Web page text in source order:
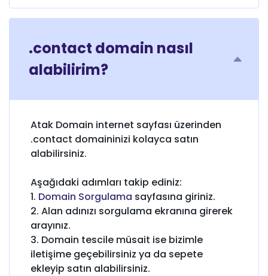
.contact domain nasıl
alabilirim?
Atak Domain internet sayfası üzerinden
.contact domaininizi kolayca satın
alabilirsiniz.
Aşağıdaki adımları takip ediniz:
1. Domain Sorgulama sayfasına giriniz.
2. Alan adınızı sorgulama ekranına girerek
arayınız.
3. Domain tescile müsait ise bizimle
iletişime geçebilirsiniz ya da sepete
ekleyip satın alabilirsiniz.